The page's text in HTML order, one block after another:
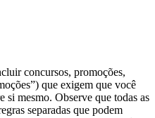
concursos, promoções,
que exigem que você
si mesmo. Observe que todas as
separadas que podem